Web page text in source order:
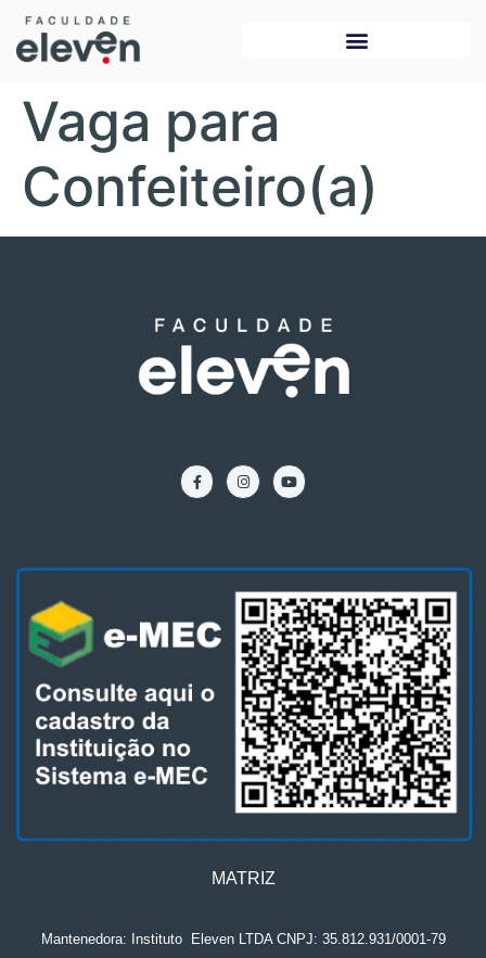
Vaga para
Confeiteiro(a)
MATRIZ
Mantenedora: Instituto. Eleven LTDA CNPJ: 35.812.931/0001-79